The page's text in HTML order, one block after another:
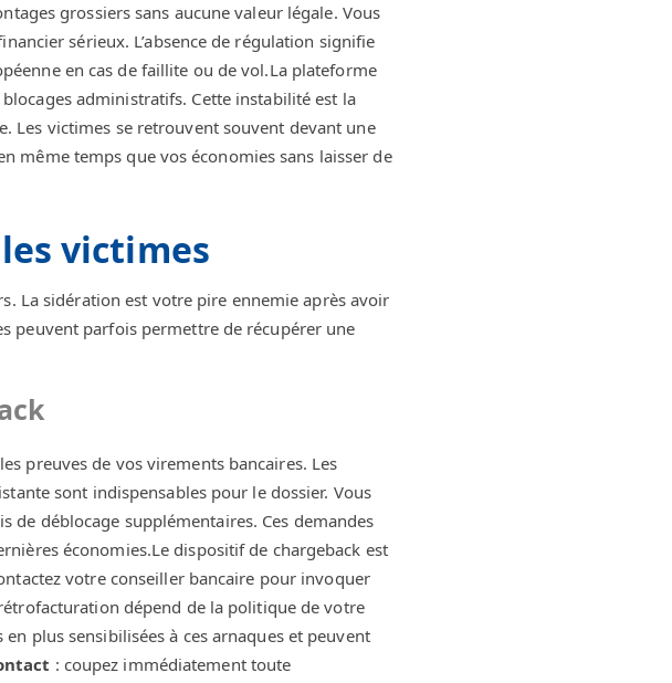
grossiers sans aucune valeur légale. Vous
sérieux. L’absence de régulation signifie
en cas de faillite ou de vol.La plateforme
administratifs. Cette instabilité est la
Les victimes se retrouvent souvent devant une
même temps que vos économies sans laisser de
victimes
La sidération est votre pire ennemie après avoir
peuvent parfois permettre de récupérer une
preuves de vos virements bancaires. Les
sont indispensables pour le dossier. Vous
de déblocage supplémentaires. Ces demandes
économies.Le dispositif de chargeback est
votre conseiller bancaire pour invoquer
dépend de la politique de votre
plus sensibilisées à ces arnaques et peuvent
: coupez immédiatement toute